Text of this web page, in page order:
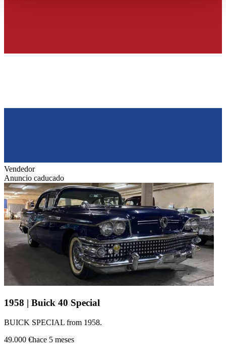
Vendedor
Anuncio caducado
1958 | Buick 40 Special
BUICK SPECIAL from 1958.
49.000 €hace 5 meses